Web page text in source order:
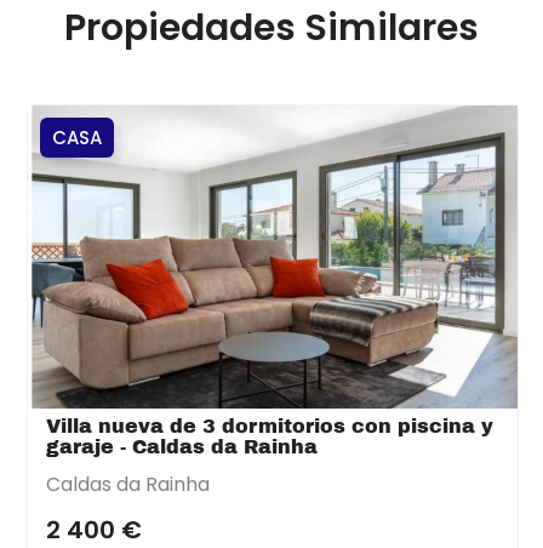
Propiedades Similares
CASA
Villa nueva de 3 dormitorios con piscina y
garaje - Caldas da Rainha
Caldas da Rainha
2 400 €